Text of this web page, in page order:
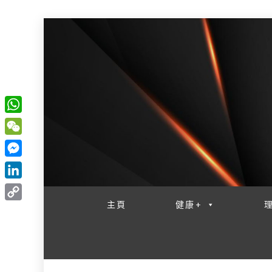
主頁 健康+
W
h
a
t
s
W
e
C
h
M
e
s
L
i